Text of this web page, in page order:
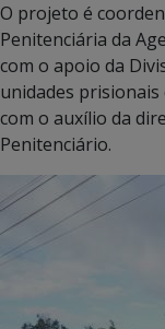
O projeto é
Penitenciária da
com o apoio da
unidades prisionais
com o auxílio da
Penitenciário.